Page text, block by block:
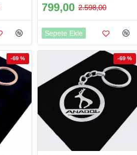
799,00 2.598,00
Sepete Ekle
-69 % -69 %